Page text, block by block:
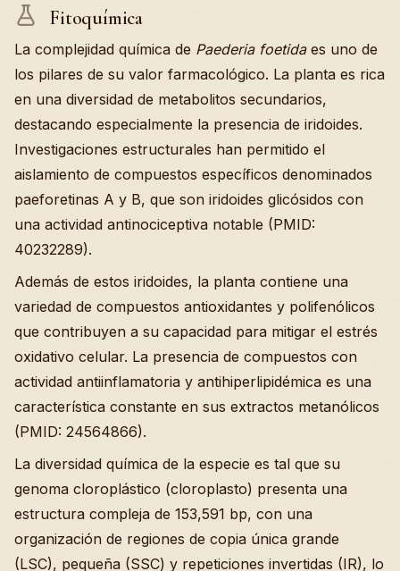
Fitoquímica
La complejidad química de Paederia foetidaes uno de
los pilares de su valor farmacológico. La planta es rica
en una diversidad de metabolitos secundarios,
destacando especialmente la presencia de iridoides.
Investigaciones estructurales han permitido el
aislamiento de compuestos específicos denominados
paeforetinas A y B, que son iridoides glicósidos con
una actividad antinociceptiva notable (PMID:
40232289).
Además de estos iridoides, la planta contiene una
variedad de compuestos antioxidantes y polifenólicos
que contribuyen a su capacidad para mitigar el estrés
oxidativo celular. La presencia de compuestos con
actividad antiinflamatoria y antihiperlipidémica es una
característica constante en sus extractos metanólicos
(PMID: 24564866).
La diversidad química de la especie es tal que su
genoma cloroplástico (cloroplasto) presenta una
estructura compleja de 153,591 bp, con una
organización de regiones de copia única grande
(LSC), pequeña (SSC) y repeticiones invertidas (IR), lo